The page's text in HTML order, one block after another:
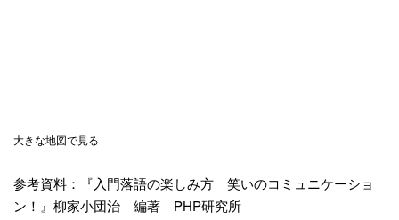
大きな地図で見る
参考資料：『入門落語の楽しみ方 笑いのコミュニケーショ
ン！』柳家小団治 編著 PHP研究所